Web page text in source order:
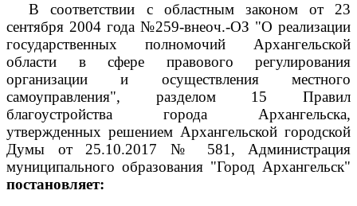
В соответствии с областным законом от 23
сентября 2004 года №259-внеоч.-ОЗ "О реализации
государственных полномочий Архангельской
области в сфере правового регулирования
организации и осуществления местного
самоуправления", разделом 15 Правил
благоустройства города Архангельска,
утвержденных решением Архангельской городской
Думы от 25.10.2017 № 581, Администрация
муниципального образования "Город Архангельск"
постановляет: